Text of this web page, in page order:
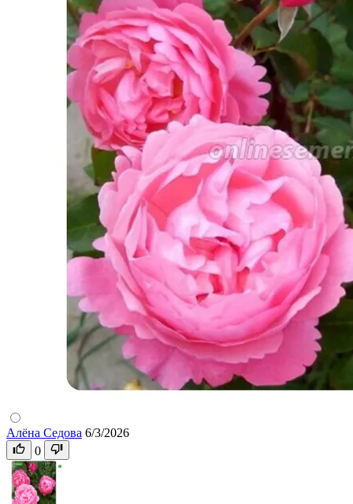
Алёна Седова 6/3/2026
0